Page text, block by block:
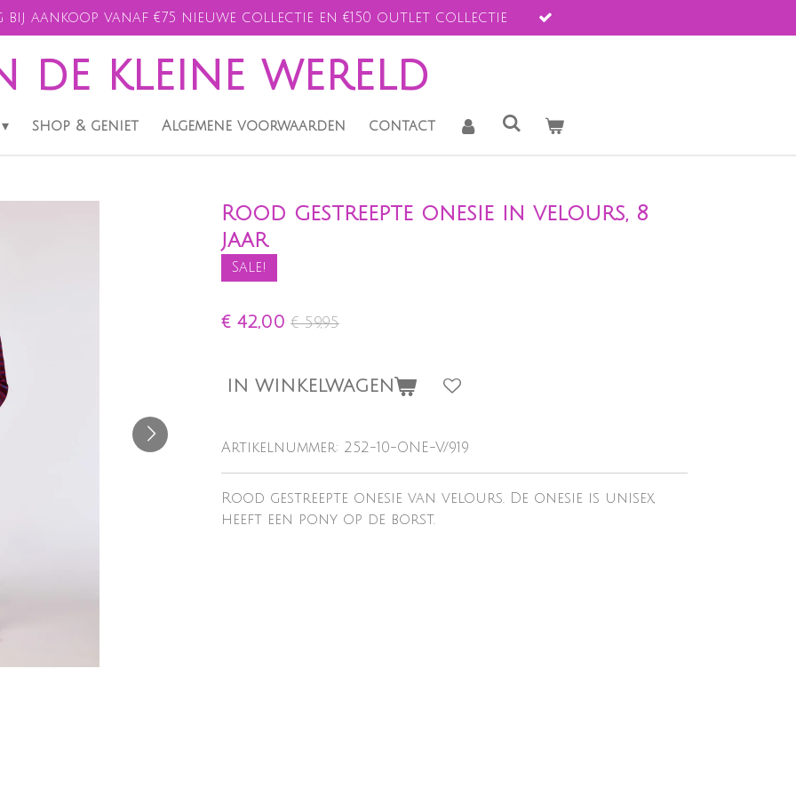
bij aankoop vanaf €75 nieuwe collectie en €150 outlet collectie
de kleine wereld
shop & geniet Algemene voorwaarden contact
Rood gestreepte onesie in velours, 8
jaar
Sale!
€ 42,00 € 59,95
IN WINKELWAGEN
Artikelnummer: 252-10-ONE-V/919
Rood gestreepte onesie van velours. De onesie is unisex,
heeft een pony op de borst.